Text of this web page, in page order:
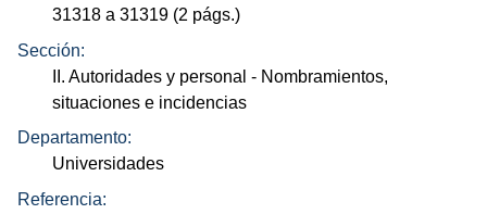
31318 a 31319 (2 págs.)
Sección:
II. Autoridades y personal - Nombramientos,
situaciones e incidencias
Departamento:
Universidades
Referencia: